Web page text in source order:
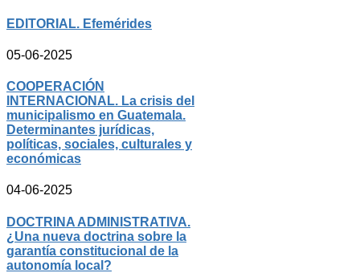
EDITORIAL. Efemérides
05-06-2025
COOPERACIÓN
INTERNACIONAL. La crisis del
municipalismo en Guatemala.
Determinantes jurídicas,
políticas, sociales, culturales y
económicas
04-06-2025
DOCTRINA ADMINISTRATIVA.
¿Una nueva doctrina sobre la
garantía constitucional de la
autonomía local?